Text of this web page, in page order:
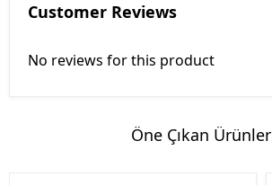
Customer Reviews
No reviews for this product
Öne Çıkan Ürünler